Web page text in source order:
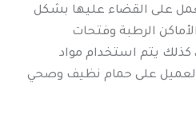
على القضاء عليها بشكل
الرطبة وفتحات
كذلك يتم استخدام مواد
على حمام نظيف وصحي